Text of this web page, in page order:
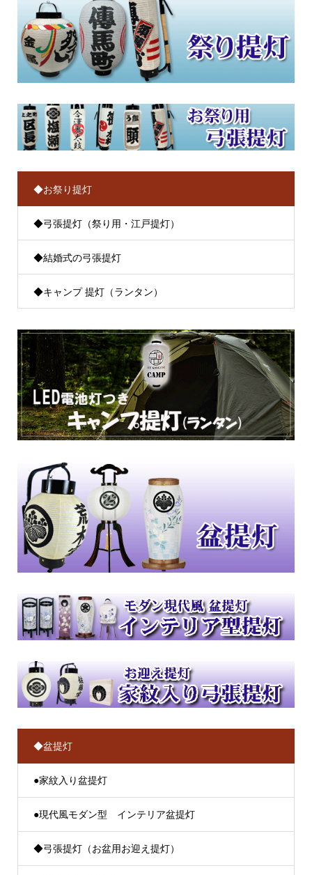
◆お祭り提灯
◆弓張提灯（祭り用・江戸提灯）
◆結婚式の弓張提灯
◆キャンプ 提灯（ランタン）
◆盆提灯
●家紋入り盆提灯
●現代風モダン型 インテリア盆提灯
◆弓張提灯（お盆用お迎え提灯）